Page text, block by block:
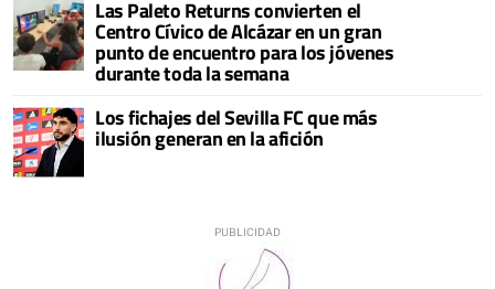
Las Paleto Returns convierten el
Centro Cívico de Alcázar en un gran
punto de encuentro para los jóvenes
durante toda la semana
Los fichajes del Sevilla FC que más
ilusión generan en la afición